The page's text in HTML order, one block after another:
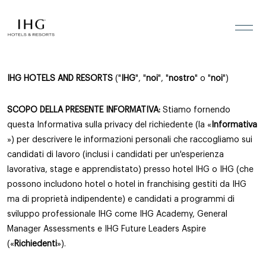
IHG HOTELS AND RESORTS (" IHG", "noi", "nostro" o "noi")
SCOPO DELLA PRESENTE INFORMATIVA: Stiamo fornendo
questa Informativa sulla privacy del richiedente (la « Informativa
») per descrivere le informazioni personali che raccogliamo sui
candidati di lavoro (inclusi i candidati per un'esperienza
lavorativa, stage e apprendistato) presso hotel IHG o IHG (che
possono includono hotel o hotel in franchising gestiti da IHG
ma di proprietà indipendente) e candidati a programmi di
sviluppo professionale IHG come IHG Academy, General
Manager Assessments e IHG Future Leaders Aspire
(« Richiedenti»).